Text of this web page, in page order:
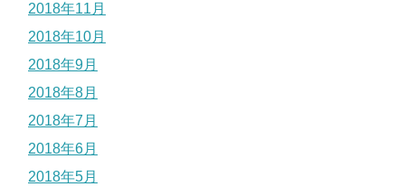
2018年11月
2018年10月
2018年9月
2018年8月
2018年7月
2018年6月
2018年5月